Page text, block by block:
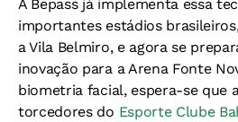
A Bepass já implementa essa
importantes estádios
a Vila Belmiro, e agora se
inovação para a Arena Fonte
biometria facial, espera-se que
torcedores do Esporte Clube